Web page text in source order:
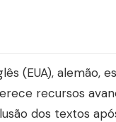
(EUA), alemão,
recursos
dos textos